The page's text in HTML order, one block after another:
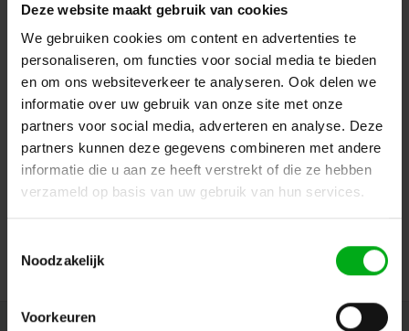
Deze website maakt gebruik van cookies
We gebruiken cookies om content en advertenties te
personaliseren, om functies voor social media te bieden
en om ons websiteverkeer te analyseren. Ook delen we
informatie over uw gebruik van onze site met onze
partners voor social media, adverteren en analyse. Deze
partners kunnen deze gegevens combineren met andere
informatie die u aan ze heeft verstrekt of die ze hebben
verzameld op basis van uw gebruik van hun services.
Noodzakelijk
Voorkeuren
SRS Lighting | DTA6R4-DIN | DMX|6x 0/+10V+4x RELAY
NC|NO|CMN | in|Out: screw term | DIN box | without PSU
SRS Lighting* | 927032
Directly available